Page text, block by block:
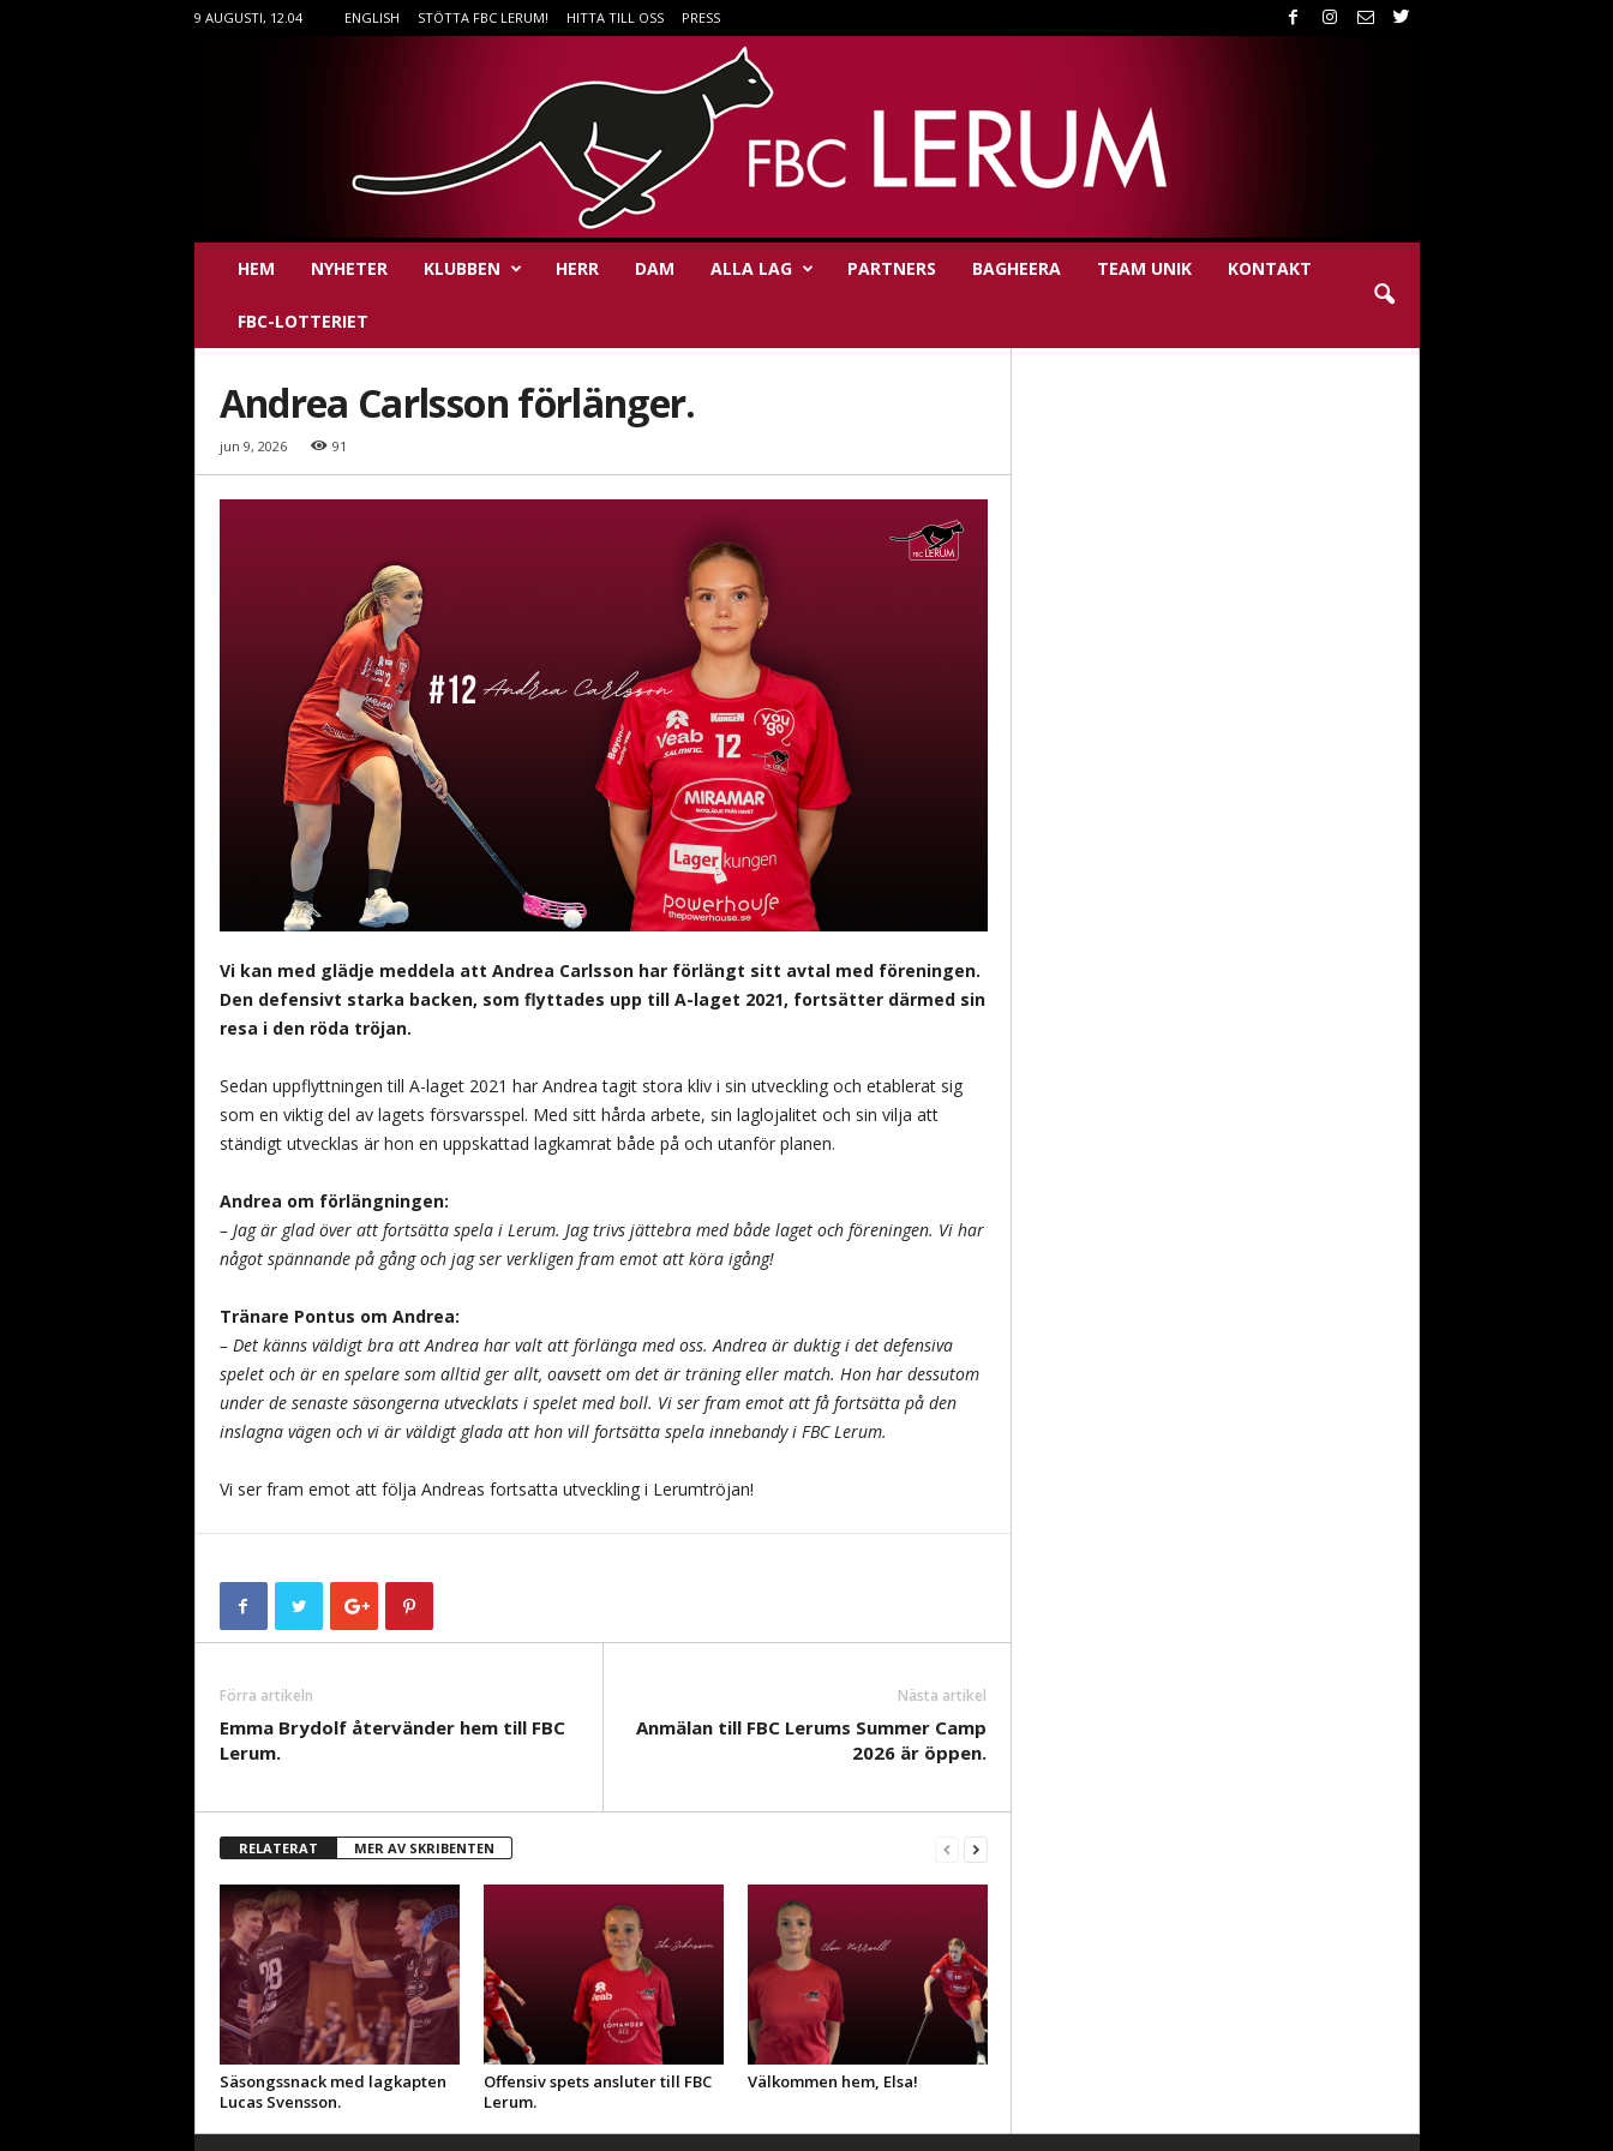
9 AUGUSTI, 12.04 ENGLISH STÖTTA FBC LERUM! HITTA TILL OSS PRESS
F
e
n
HEM NYHETER KLUBBEN HERR DAM ALLA LAG PARTNERS BAGHEERA TEAM UNIK KONTAKT
FBC-LOTTERIET
Andrea Carlsson förlänger.
jun 9, 2026 91
Vi kan med glädje meddela att Andrea Carlsson har förlängt sitt avtal med föreningen.
Den defensivt starka backen, som flyttades upp till A-laget 2021, fortsätter därmed sin
resa i den röda tröjan.
Sedan uppflyttningen till A-laget 2021 har Andrea tagit stora kliv i sin utveckling och etablerat sig
som en viktig del av lagets försvarsspel. Med sitt hårda arbete, sin laglojalitet och sin vilja att
ständigt utvecklas är hon en uppskattad lagkamrat både på och utanför planen.
Andrea om förlängningen:
– Jag är glad över att fortsätta spela i Lerum. Jag trivs jättebra med både laget och föreningen. Vi har
något spännande på gång och jag ser verkligen fram emot att köra igång!
Tränare Pontus om Andrea:
– Det känns väldigt bra att Andrea har valt att förlänga med oss. Andrea är duktig i det defensiva
spelet och är en spelare som alltid ger allt, oavsett om det är träning eller match. Hon har dessutom
under de senaste säsongerna utvecklats i spelet med boll. Vi ser fram emot att få fortsätta på den
inslagna vägen och vi är väldigt glada att hon vill fortsätta spela innebandy i FBC Lerum.
Vi ser fram emot att följa Andreas fortsatta utveckling i Lerumtröjan!
Förra artikeln
Emma Brydolf återvänder hem till FBC
Lerum.
Nästa artikel
Anmälan till FBC Lerums Summer Camp
2026 är öppen.
RELATERAT MER AV SKRIBENTEN
Säsongssnack med lagkapten
Lucas Svensson.
Offensiv spets ansluter till FBC
Lerum.
Välkommen hem, Elsa!